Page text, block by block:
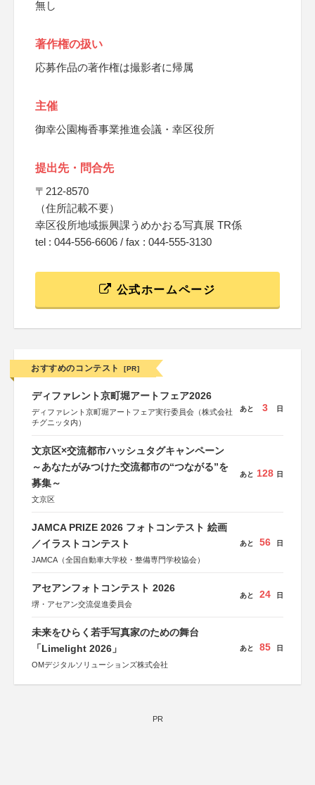
無し
著作権の扱い
応募作品の著作権は撮影者に帰属
主催
御幸公園梅香事業推進会議・幸区役所
提出先・問合先
〒212-8570
（住所記載不要）
幸区役所地域振興課うめかおる写真展 TR係
tel : 044-556-6606 / fax : 044-555-3130
公式ホームページ
おすすめのコンテスト [PR]
ディファレント京町堀アートフェア2026
ディファレント京町堀アートフェア実行委員会（株式会社
チグニッタ内）
あと 3 日
文京区×交流都市ハッシュタグキャンペーン
～あなたがみつけた交流都市の“つながる”を
募集～
文京区
あと 128 日
JAMCA PRIZE 2026 フォトコンテスト 絵画
／イラストコンテスト
JAMCA（全国自動車大学校・整備専門学校協会）
あと 56 日
アセアンフォトコンテスト 2026
堺・アセアン交流促進委員会
あと 24 日
未来をひらく若手写真家のための舞台
「Limelight 2026」
OMデジタルソリューションズ株式会社
あと 85 日
PR